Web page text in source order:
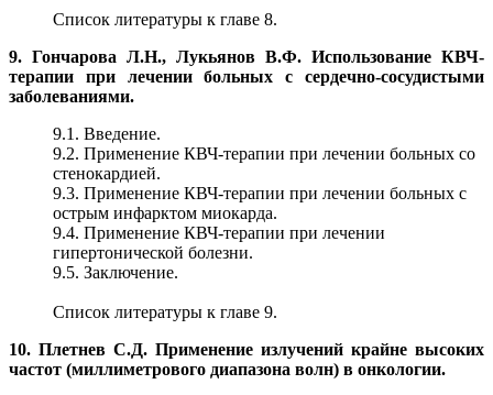
Список литературы к главе 8.
9. Гончарова Л.Н., Лукьянов В.Ф. Использование КВЧ-
терапии при лечении больных с сердечно-сосудистыми
заболеваниями.
9.1. Введение.
9.2. Применение КВЧ-терапии при лечении больных со
стенокардией.
9.3. Применение КВЧ-терапии при лечении больных с
острым инфарктом миокарда.
9.4. Применение КВЧ-терапии при лечении
гипертонической болезни.
9.5. Заключение.
Список литературы к главе 9.
10. Плетнев С.Д. Применение излучений крайне высоких
частот (миллиметрового диапазона волн) в онкологии.